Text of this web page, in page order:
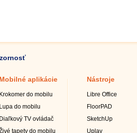
Mobilné aplikácie
Krokomer do mobilu
Lupa do mobilu
Diaľkový TV ovládač
tapety do mobilu
Nástroje
Libre Office
FloorPAD
SketchUp
Uplay